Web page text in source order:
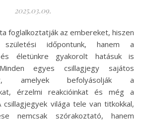
2025.03.09.
időpontunk, hanem a
és életünkre gyakorolt hatásuk is
egyes csillagjegy sajátos
amelyek befolyásolják a
érzelmi reakcióinkat és még a
csillagjegyek világa tele van titkokkal,
nemcsak szórakoztató, hanem